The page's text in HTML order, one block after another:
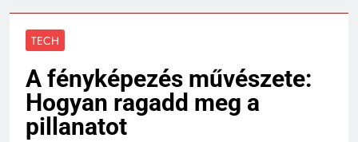
TECH
A fényképezés művészete:
Hogyan ragadd meg a
pillanatot